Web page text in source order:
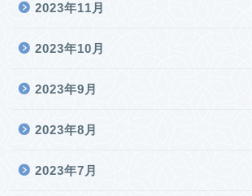
2023年11月
2023年10月
2023年9月
2023年8月
2023年7月